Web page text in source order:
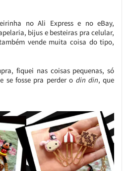
no Ali Express e no eBay,
bijus e besteiras pra celular,
vende muita coisa do tipo,
fiquei nas coisas pequenas, só
se fosse pra perder o din din, que